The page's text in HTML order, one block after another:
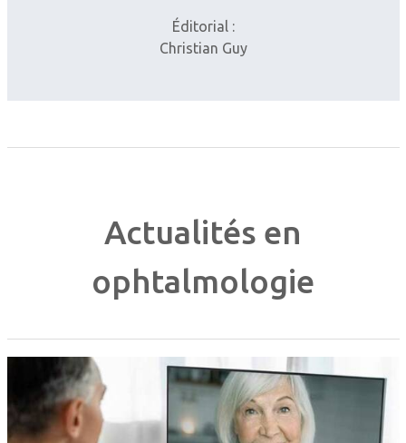
Éditorial :
Christian Guy
Actualités en
ophtalmologie